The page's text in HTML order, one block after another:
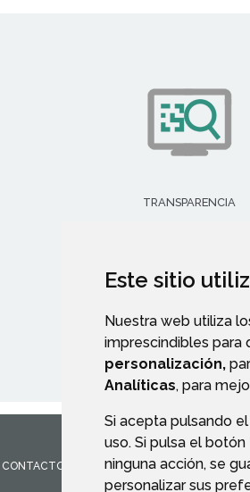
Este sitio
Nuestra web utiliza
imprescindibles para
personalización,
Analíticas, para
Si acepta pulsando
uso. Si pulsa el botón
ninguna acción, se
personalizar sus
TRANSPARENCIA
CONTACTO MAPA WEB AVISO LEGAL